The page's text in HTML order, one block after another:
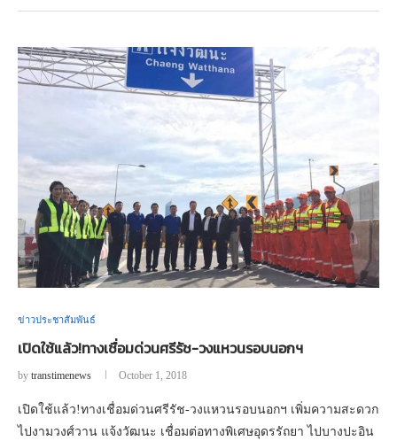
ข่าวประชาสัมพันธ์
เปิดใช้แล้ว!ทางเชื่อมด่วนศรีรัช-วงแหวนรอบนอกฯ
by transtimenews October 1, 2018
เปิดใช้แล้ว!ทางเชื่อมด่วนศรีรัช-วงแหวนรอบนอกฯ เพิ่มความสะดวก
ไปงามวงศ์วาน แจ้งวัฒนะ เชื่อมต่อทางพิเศษอุดรรัถยา ไปบางปะอิน